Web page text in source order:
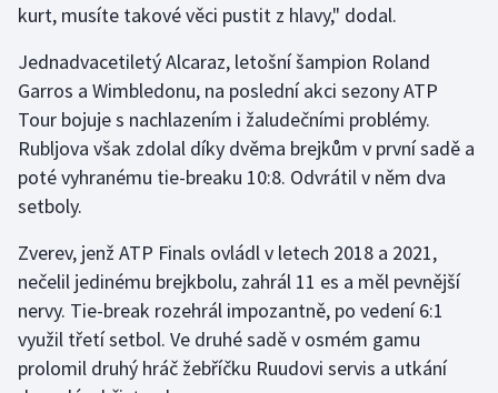
Plážový volejbal
Ragby
Rychlobruslení
Rychlostní kanoistika
Short track
Sportovní střelba
kurt, musíte takové věci pustit z hlavy," dodal.
Jednadvacetiletý Alcaraz, letošní šampion Roland
Garros a Wimbledonu, na poslední akci sezony ATP
Tour bojuje s nachlazením i žaludečními problémy.
Rubljova však zdolal díky dvěma brejkům v první sadě a
poté vyhranému tie-breaku 10:8. Odvrátil v něm dva
setboly.
Zverev, jenž ATP Finals ovládl v letech 2018 a 2021,
nečelil jedinému brejkbolu, zahrál 11 es a měl pevnější
nervy. Tie-break rozehrál impozantně, po vedení 6:1
využil třetí setbol. Ve druhé sadě v osmém gamu
prolomil druhý hráč žebříčku Ruudovi servis a utkání